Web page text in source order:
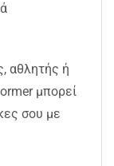
αθλητής ή
μπορεί
σου με